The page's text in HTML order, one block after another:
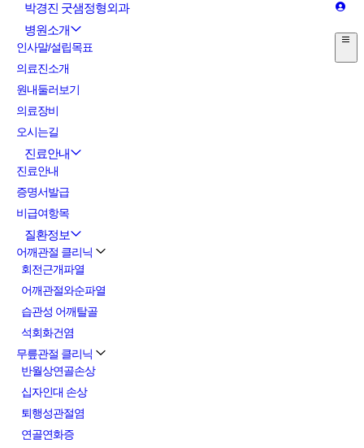
박경진 굿샘정형외과
병원소개
인사말/설립목표
의료진소개
원내둘러보기
의료장비
오시는길
진료안내
진료안내
증명서발급
비급여항목
질환정보
어깨관절 클리닉
회전근개파열
어깨관절와순파열
습관성 어깨탈골
석회화건염
무릎관절 클리닉
반월상연골손상
십자인대 손상
퇴행성관절염
연골연화증